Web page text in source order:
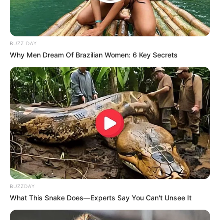
BUZZ DAY
Why Men Dream Of Brazilian Women: 6 Key Secrets
BUZZDAY
What This Snake Does—Experts Say You Can't Unsee It